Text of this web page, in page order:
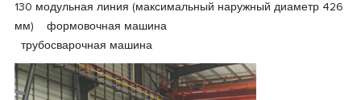
130 модульная линия (максимальный наружный диаметр 426
мм) формовочная машина
трубосварочная машина